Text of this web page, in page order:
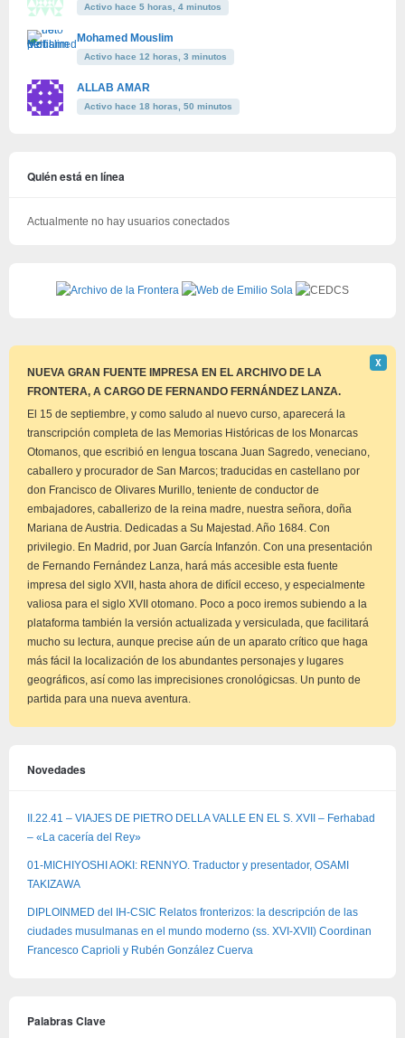
Activo hace 5 horas, 4 minutos
Mohamed Mouslim
Activo hace 12 horas, 3 minutos
ALLAB AMAR
Activo hace 18 horas, 50 minutos
Quién está en línea
Actualmente no hay usuarios conectados
NUEVA GRAN FUENTE IMPRESA EN EL ARCHIVO DE LA
FRONTERA, A CARGO DE FERNANDO FERNÁNDEZ LANZA.
este
Χ
El 15 de septiembre, y como saludo al nuevo curso, aparecerá la
transcripción completa de las Memorias Históricas de los Monarcas
Otomanos, que escribió en lengua toscana Juan Sagredo, veneciano,
caballero y procurador de San Marcos; traducidas en castellano por
don Francisco de Olivares Murillo, teniente de conductor de
embajadores, caballerizo de la reina madre, nuestra señora, doña
Mariana de Austria. Dedicadas a Su Majestad. Año 1684. Con
privilegio. En Madrid, por Juan García Infanzón. Con una presentación
de Fernando Fernández Lanza, hará más accesible esta fuente
impresa del siglo XVII, hasta ahora de difícil ecceso, y especialmente
valiosa para el siglo XVII otomano. Poco a poco iremos subiendo a la
plataforma también la versión actualizada y versiculada, que facilitará
mucho su lectura, aunque precise aún de un aparato crítico que haga
más fácil la localización de los abundantes personajes y lugares
geográficos, así como las imprecisiones cronológicsas. Un punto de
partida para una nueva aventura.
Novedades
II.22.41 – VIAJES DE PIETRO DELLA VALLE EN EL S. XVII – Ferhabad
– «La cacería del Rey»
01-MICHIYOSHI AOKI: RENNYO. Traductor y presentador, OSAMI
TAKIZAWA
DIPLOINMED del IH-CSIC Relatos fronterizos: la descripción de las
ciudades musulmanas en el mundo moderno (ss. XVI-XVII) Coordinan
Francesco Caprioli y Rubén González Cuerva
Palabras Clave